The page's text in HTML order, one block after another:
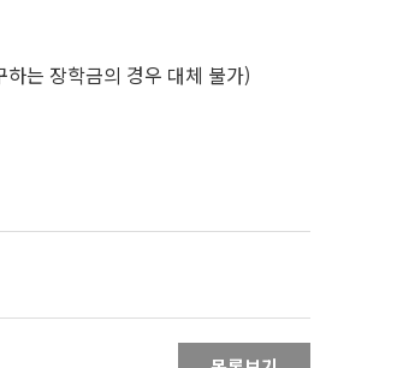
는 장학금의 경우 대체 불가)